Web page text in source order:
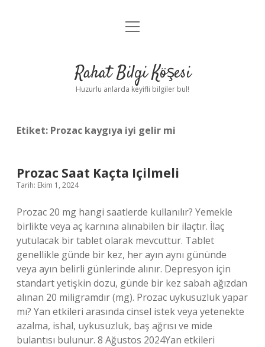
Anasayfa
Yasal Uyarı
menüyü
Rahat Bilgi Köşesi
Huzurlu anlarda keyifli bilgiler bul!
Etiket: Prozac kaygıya iyi gelir mi
Prozac Saat Kaçta Içilmeli
Tarih: Ekim 1, 2024
Prozac 20 mg hangi saatlerde kullanılır? Yemekle
birlikte veya aç karnına alınabilen bir ilaçtır. İlaç
yutulacak bir tablet olarak mevcuttur. Tablet
genellikle günde bir kez, her ayın aynı gününde
veya ayın belirli günlerinde alınır. Depresyon için
standart yetişkin dozu, günde bir kez sabah ağızdan
alınan 20 miligramdır (mg). Prozac uykusuzluk yapar
mı? Yan etkileri arasında cinsel istek veya yetenekte
azalma, ishal, uykusuzluk, baş ağrısı ve mide
bulantısı bulunur. 8 Ağustos 2024Yan etkileri